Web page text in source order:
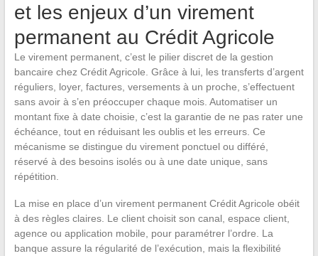
et les enjeux d’un virement
permanent au Crédit Agricole
Le virement permanent, c’est le pilier discret de la gestion
bancaire chez Crédit Agricole. Grâce à lui, les transferts d’argent
réguliers, loyer, factures, versements à un proche, s’effectuent
sans avoir à s’en préoccuper chaque mois. Automatiser un
montant fixe à date choisie, c’est la garantie de ne pas rater une
échéance, tout en réduisant les oublis et les erreurs. Ce
mécanisme se distingue du virement ponctuel ou différé,
réservé à des besoins isolés ou à une date unique, sans
répétition.
La mise en place d’un virement permanent Crédit Agricole obéit
à des règles claires. Le client choisit son canal, espace client,
agence ou application mobile, pour paramétrer l’ordre. La
banque assure la régularité de l’exécution, mais la flexibilité